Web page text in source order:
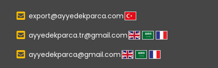
export@ayyedekparca.com
ayyedekparca.tr@gmail.com
ayyedekparca@gmail.com